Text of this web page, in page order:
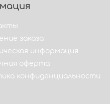
заказа
информация
оферта
конфиденциальности